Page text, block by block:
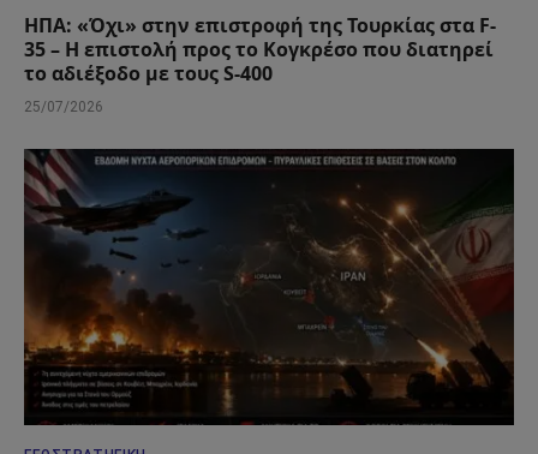
ΗΠΑ: «Όχι» στην επιστροφή της Τουρκίας στα F-
35 – Η επιστολή προς το Κογκρέσο που διατηρεί
το αδιέξοδο με τους S-400
25/07/2026